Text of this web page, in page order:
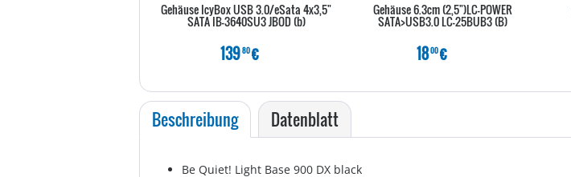
Gehäuse IcyBox USB 3.0/eSata 4x3,5"
SATA IB-3640SU3 JBOD (b)
13980€
Gehäuse 6.3cm (2,5")LC-POWER
SATA>USB3.0 LC-25BUB3 (B)
1800€
Beschreibung Datenblatt
Be Quiet! Light Base 900 DX black